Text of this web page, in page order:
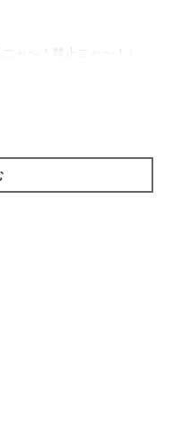
ャ～！禁止ニャ～！」